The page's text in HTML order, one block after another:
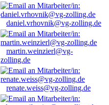
daniel.vrhovnik@vg-zolling.de
martin.weinzierl@vg-
zolling.de
renate.weiss@vg-zolling.de